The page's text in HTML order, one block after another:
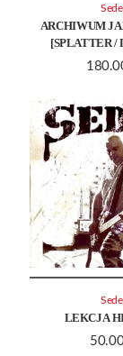
ARCHIWUM
[SPLATTER /
LEKCJA